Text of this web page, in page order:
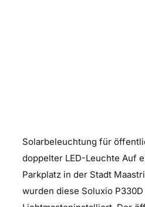
Solarbeleuchtung für
doppelter LED-Leuchte Auf
Parkplatz in der Stadt
wurden diese Soluxio P330D